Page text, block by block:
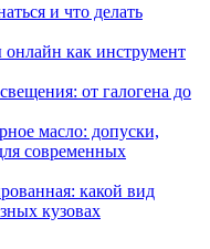
и что делать
как инструмент
от галогена до
масло: допуски,
современных
какой вид
кузовах